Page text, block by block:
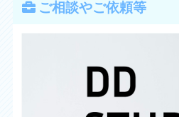
ご相談やご依頼等